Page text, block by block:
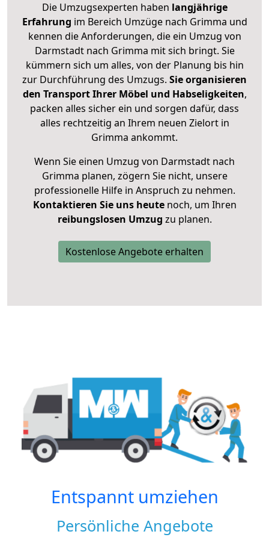
Die Umzugsexperten haben langjährige
Erfahrung im Bereich Umzüge nach Grimma und
kennen die Anforderungen, die ein Umzug von
Darmstadt nach Grimma mit sich bringt. Sie
kümmern sich um alles, von der Planung bis hin
zur Durchführung des Umzugs. Sie organisieren
den Transport Ihrer Möbel und Habseligkeiten,
packen alles sicher ein und sorgen dafür, dass
alles rechtzeitig an Ihrem neuen Zielort in
Grimma ankommt.
Wenn Sie einen Umzug von Darmstadt nach
Grimma planen, zögern Sie nicht, unsere
professionelle Hilfe in Anspruch zu nehmen.
Kontaktieren Sie uns heutenoch, um Ihren
reibungslosen Umzug zu planen.
Kostenlose Angebote erhalten
Entspannt umziehen
Persönliche Angebote